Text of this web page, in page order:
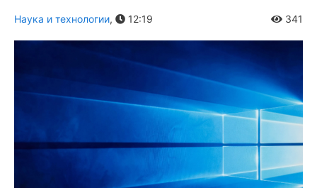
Наука и технологии, 12:19 341